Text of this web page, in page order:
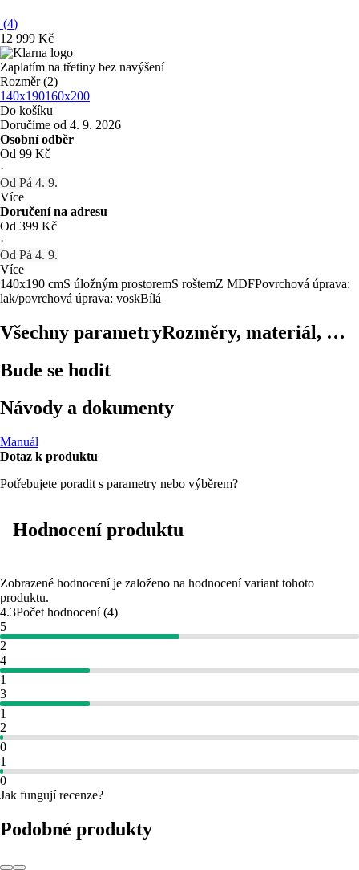
(4)
12 999 Kč
Zaplatím na třetiny bez navýšení
Rozměr (2)
140x190160x200
Do košíku
Doručíme od 4. 9. 2026
Osobní odběr
Od 99 Kč
·
Od Pá 4. 9.
Více
Doručení na adresu
Od 399 Kč
·
Od Pá 4. 9.
Více
140x190 cmS úložným prostoremS roštemZ MDFPovrchová úprava:
lak/povrchová úprava: voskBílá
Všechny parametryRozměry, materiál, …
Bude se hodit
Návody a dokumenty
Manuál
Dotaz k produktu
Potřebujete poradit s parametry nebo výběrem?
Hodnocení produktu
Zobrazené hodnocení je založeno na hodnocení variant tohoto
produktu.
4.3Počet hodnocení(4)
5
2
4
1
3
1
2
0
1
0
Jak fungují recenze?
Podobné produkty